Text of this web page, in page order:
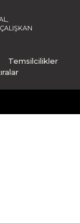
Temsilcilikler